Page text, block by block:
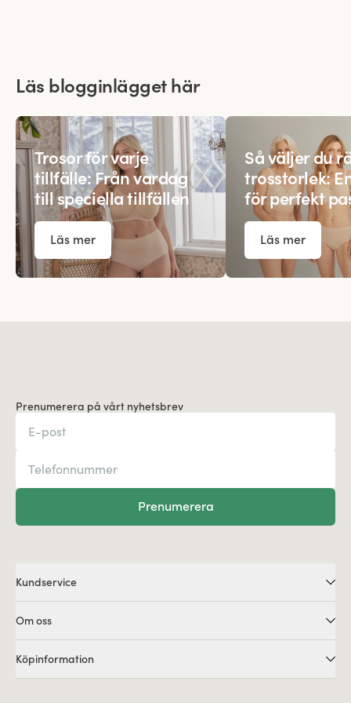
Läs blogginlägget här
Trosor för varje
tillfälle: Från vardag
till speciella tillfällen
Läs mer
Så väljer du
trosstorlek:
för perfekt
Läs mer
Prenumerera på vårt nyhetsbrev
Prenumerera
Kundservice
Om oss
Köpinformation